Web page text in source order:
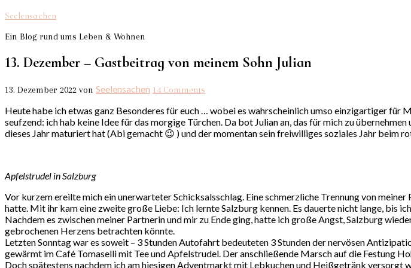
Seelensachen
Ein Blog rund ums Leben & Wohnen
13. Dezember – Gastbeitrag von meinem Sohn Julian
13. Dezember 2022 von Seelensachen 14 Comments
Heute habe ich etwas ganz Besonderes für euch … wobei es wahrscheinlich umso einzigartiger
seufzend: ich hab keine Idee für das morgige Türchen. Da bot Julian an, das für mich zu
dieses Jahr maturiert hat (Abi gemacht 😉 ) und der momentan sein freiwilliges soziales Jahr beim
Apfelstrudel in Salzburg
Vor kurzem ereilte mich ein unerwarteter Schicksalsschlag. Eine schmerzliche Trennung von
hatte. Mit ihr kam eine zweite große Liebe: Ich lernte Salzburg kennen. Es dauerte nicht lange, bis
Nachdem es zwischen meiner Partnerin und mir zu Ende ging, hatte ich große Angst, Salzburg
gebrochenen Herzens betrachten könnte.
Letzten Sonntag war es soweit – 3 Stunden Autofahrt bedeuteten 3 Stunden der nervösen
gewärmt im Café Tomaselli mit Tee und Apfelstrudel. Der anschließende Marsch auf die Festung
Doch spätestens nachdem ich am hiesigen Adventmarkt mit Lebkuchen und Heißgetränk versorgt